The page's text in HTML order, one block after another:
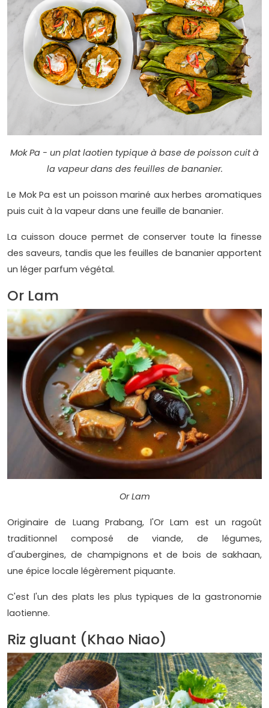
Mok Pa - un plat laotien typique à base de poisson cuit à
la vapeur dans des feuilles de bananier.
Le Mok Pa est un poisson mariné aux herbes aromatiques
puis cuit à la vapeur dans une feuille de bananier.
La cuisson douce permet de conserver toute la finesse
des saveurs, tandis que les feuilles de bananier apportent
un léger parfum végétal.
Or Lam
Or Lam
Originaire de Luang Prabang, l'Or Lam est un ragoût
traditionnel composé de viande, de légumes,
d'aubergines, de champignons et de bois de sakhaan,
une épice locale légèrement piquante.
C'est l'un des plats les plus typiques de la gastronomie
laotienne.
Riz gluant (Khao Niao)